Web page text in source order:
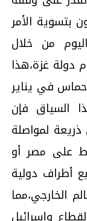
بتسوية الأمر
من خلال
دولة غزة،هذا
في يناير
السياق فإن
لمواصلة
على مصر أو
أطراف دولية
الخارجي،مما
وإسرائيل